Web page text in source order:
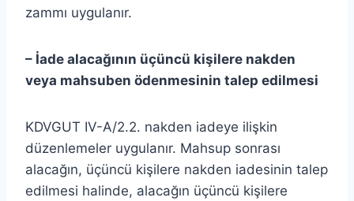
zammı uygulanır.
– İade alacağının üçüncü kişilere nakden
veya mahsuben ödenmesinin talep edilmesi
KDVGUT IV-A/2.2. nakden iadeye ilişkin
düzenlemeler uygulanır. Mahsup sonrası
alacağın, üçüncü kişilere nakden iadesinin talep
edilmesi halinde, alacağın üçüncü kişilere